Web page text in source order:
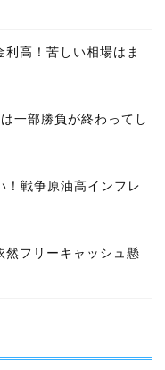
利高！苦しい相場はま
一部勝負が終わってし
！戦争原油高インフレ
然フリーキャッシュ懸